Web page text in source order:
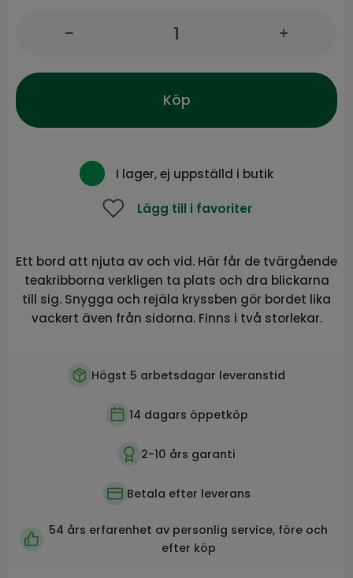
Köp
I lager, ej uppställd i butik
Lägg till i favoriter
Ett bord att njuta av och vid. Här får de tvärgående
teakribborna verkligen ta plats och dra blickarna
till sig. Snygga och rejäla kryssben gör bordet lika
vackert även från sidorna. Finns i två storlekar.
Högst 5 arbetsdagar leveranstid
14 dagars öppetköp
2-10 års garanti
Betala efter leverans
54 års erfarenhet av personlig service, före och
efter köp